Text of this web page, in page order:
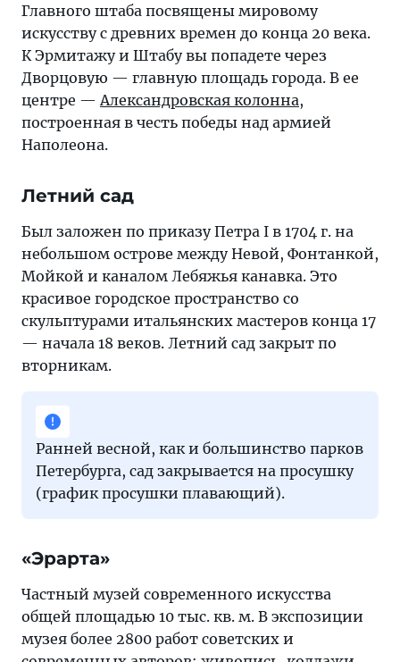
Главного штаба посвящены мировому
искусству с древних времен до конца 20 века.
К Эрмитажу и Штабу вы попадете через
Дворцовую — главную площадь города. В ее
центре — Александровская колонна,
построенная в честь победы над армией
Наполеона.
Летний сад
Был заложен по приказу Петра I в 1704 г. на
небольшом острове между Невой, Фонтанкой,
Мойкой и каналом Лебяжья канавка. Это
красивое городское пространство со
скульптурами итальянских мастеров конца 17
— начала 18 веков. Летний сад закрыт по
вторникам.
Ранней весной, как и большинство парков
Петербурга, сад закрывается на просушку
(график просушки плавающий).
«Эрарта»
Частный музей современного искусства
общей площадью 10 тыс. кв. м. В экспозиции
музея более 2800 работ советских и